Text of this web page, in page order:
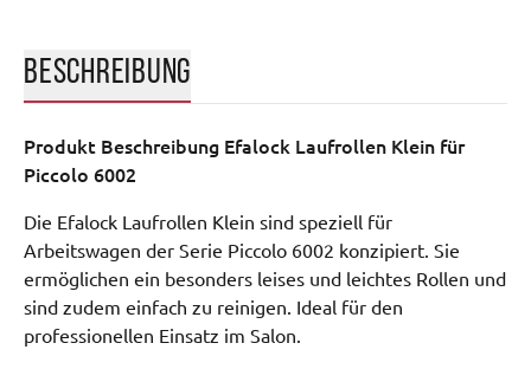
BESCHREIBUNG
Produkt Beschreibung Efalock Laufrollen Klein für
Piccolo 6002
Die Efalock Laufrollen Klein sind speziell für
Arbeitswagen der Serie Piccolo 6002 konzipiert. Sie
ermöglichen ein besonders leises und leichtes Rollen und
sind zudem einfach zu reinigen. Ideal für den
professionellen Einsatz im Salon.